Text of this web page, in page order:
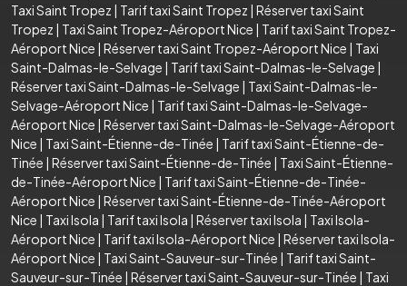
Taxi Saint Tropez | Tarif taxi Saint Tropez | Réserver taxi Saint
Tropez | Taxi Saint Tropez-Aéroport Nice | Tarif taxi Saint Tropez-
Aéroport Nice | Réserver taxi Saint Tropez-Aéroport Nice | Taxi
Saint-Dalmas-le-Selvage | Tarif taxi Saint-Dalmas-le-Selvage |
Réserver taxi Saint-Dalmas-le-Selvage | Taxi Saint-Dalmas-le-
Selvage-Aéroport Nice | Tarif taxi Saint-Dalmas-le-Selvage-
Aéroport Nice | Réserver taxi Saint-Dalmas-le-Selvage-Aéroport
Nice | Taxi Saint-Étienne-de-Tinée | Tarif taxi Saint-Étienne-de-
Tinée | Réserver taxi Saint-Étienne-de-Tinée | Taxi Saint-Étienne-
de-Tinée-Aéroport Nice | Tarif taxi Saint-Étienne-de-Tinée-
Aéroport Nice | Réserver taxi Saint-Étienne-de-Tinée-Aéroport
Nice | Taxi Isola | Tarif taxi Isola | Réserver taxi Isola | Taxi Isola-
Aéroport Nice | Tarif taxi Isola-Aéroport Nice | Réserver taxi Isola-
Aéroport Nice | Taxi Saint-Sauveur-sur-Tinée | Tarif taxi Saint-
Sauveur-sur-Tinée | Réserver taxi Saint-Sauveur-sur-Tinée | Taxi